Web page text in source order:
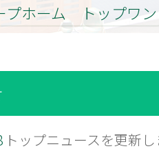
プホーム トップワン
トップニュースを更新